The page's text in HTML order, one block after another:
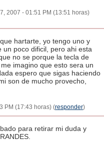
2007 - 01:51 PM (13:51 horas)
hartarte, yo tengo uno y
poco dificil, pero ahi esta
no se porque la tecla de
imagino que esto sera un
espero que sigas haciendo
son de mucho provecho,
PM (17:43 horas) (responder)
para retirar mi duda y